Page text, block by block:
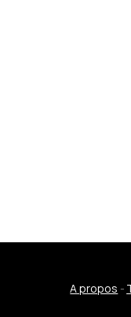
A propos -